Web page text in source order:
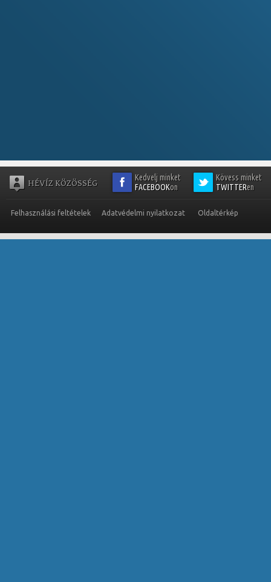
HÉVÍZ KÖZÖSSÉG
Kedvelj minket
FACEBOOKon
Kövess minket
TWITTERen
Felhasználási feltételek Adatvédelmi nyilatkozat Oldaltérkép